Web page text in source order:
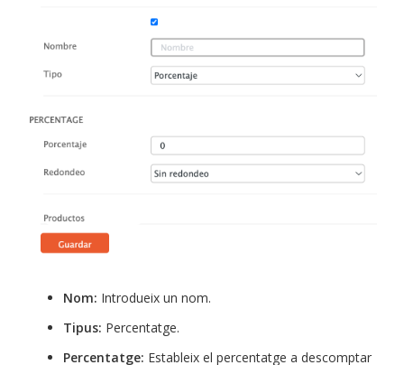
Nom: Introdueix un nom.
Tipus: Percentatge.
Percentatge: Estableix el percentatge a descomptar